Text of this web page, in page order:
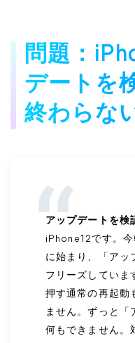
問題：
デートを
終わらな
アップデートを検
iPhone12です。
に始まり、「アッ
フリーズしていま
押す通常の再起動
ません。ずっと「
何もできません。